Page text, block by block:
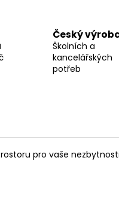
Český
Školních a
kancelářských
potřeb
pro vaše